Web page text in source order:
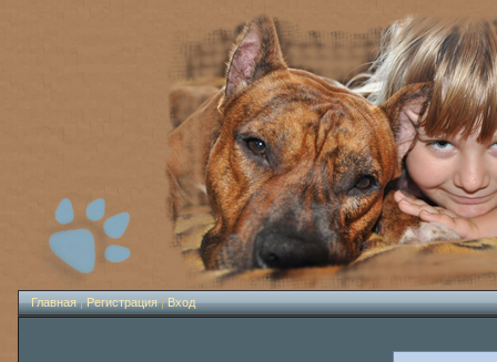
Главная|Регистрация|Вход